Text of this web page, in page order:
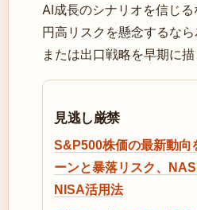
AI成長のシナリオを信じる
円高リスクを懸念するな
または出口戦略を早期に
見逃し厳禁
S&P500株価の最新動向
ーンと暴落リスク、
NISA活用法